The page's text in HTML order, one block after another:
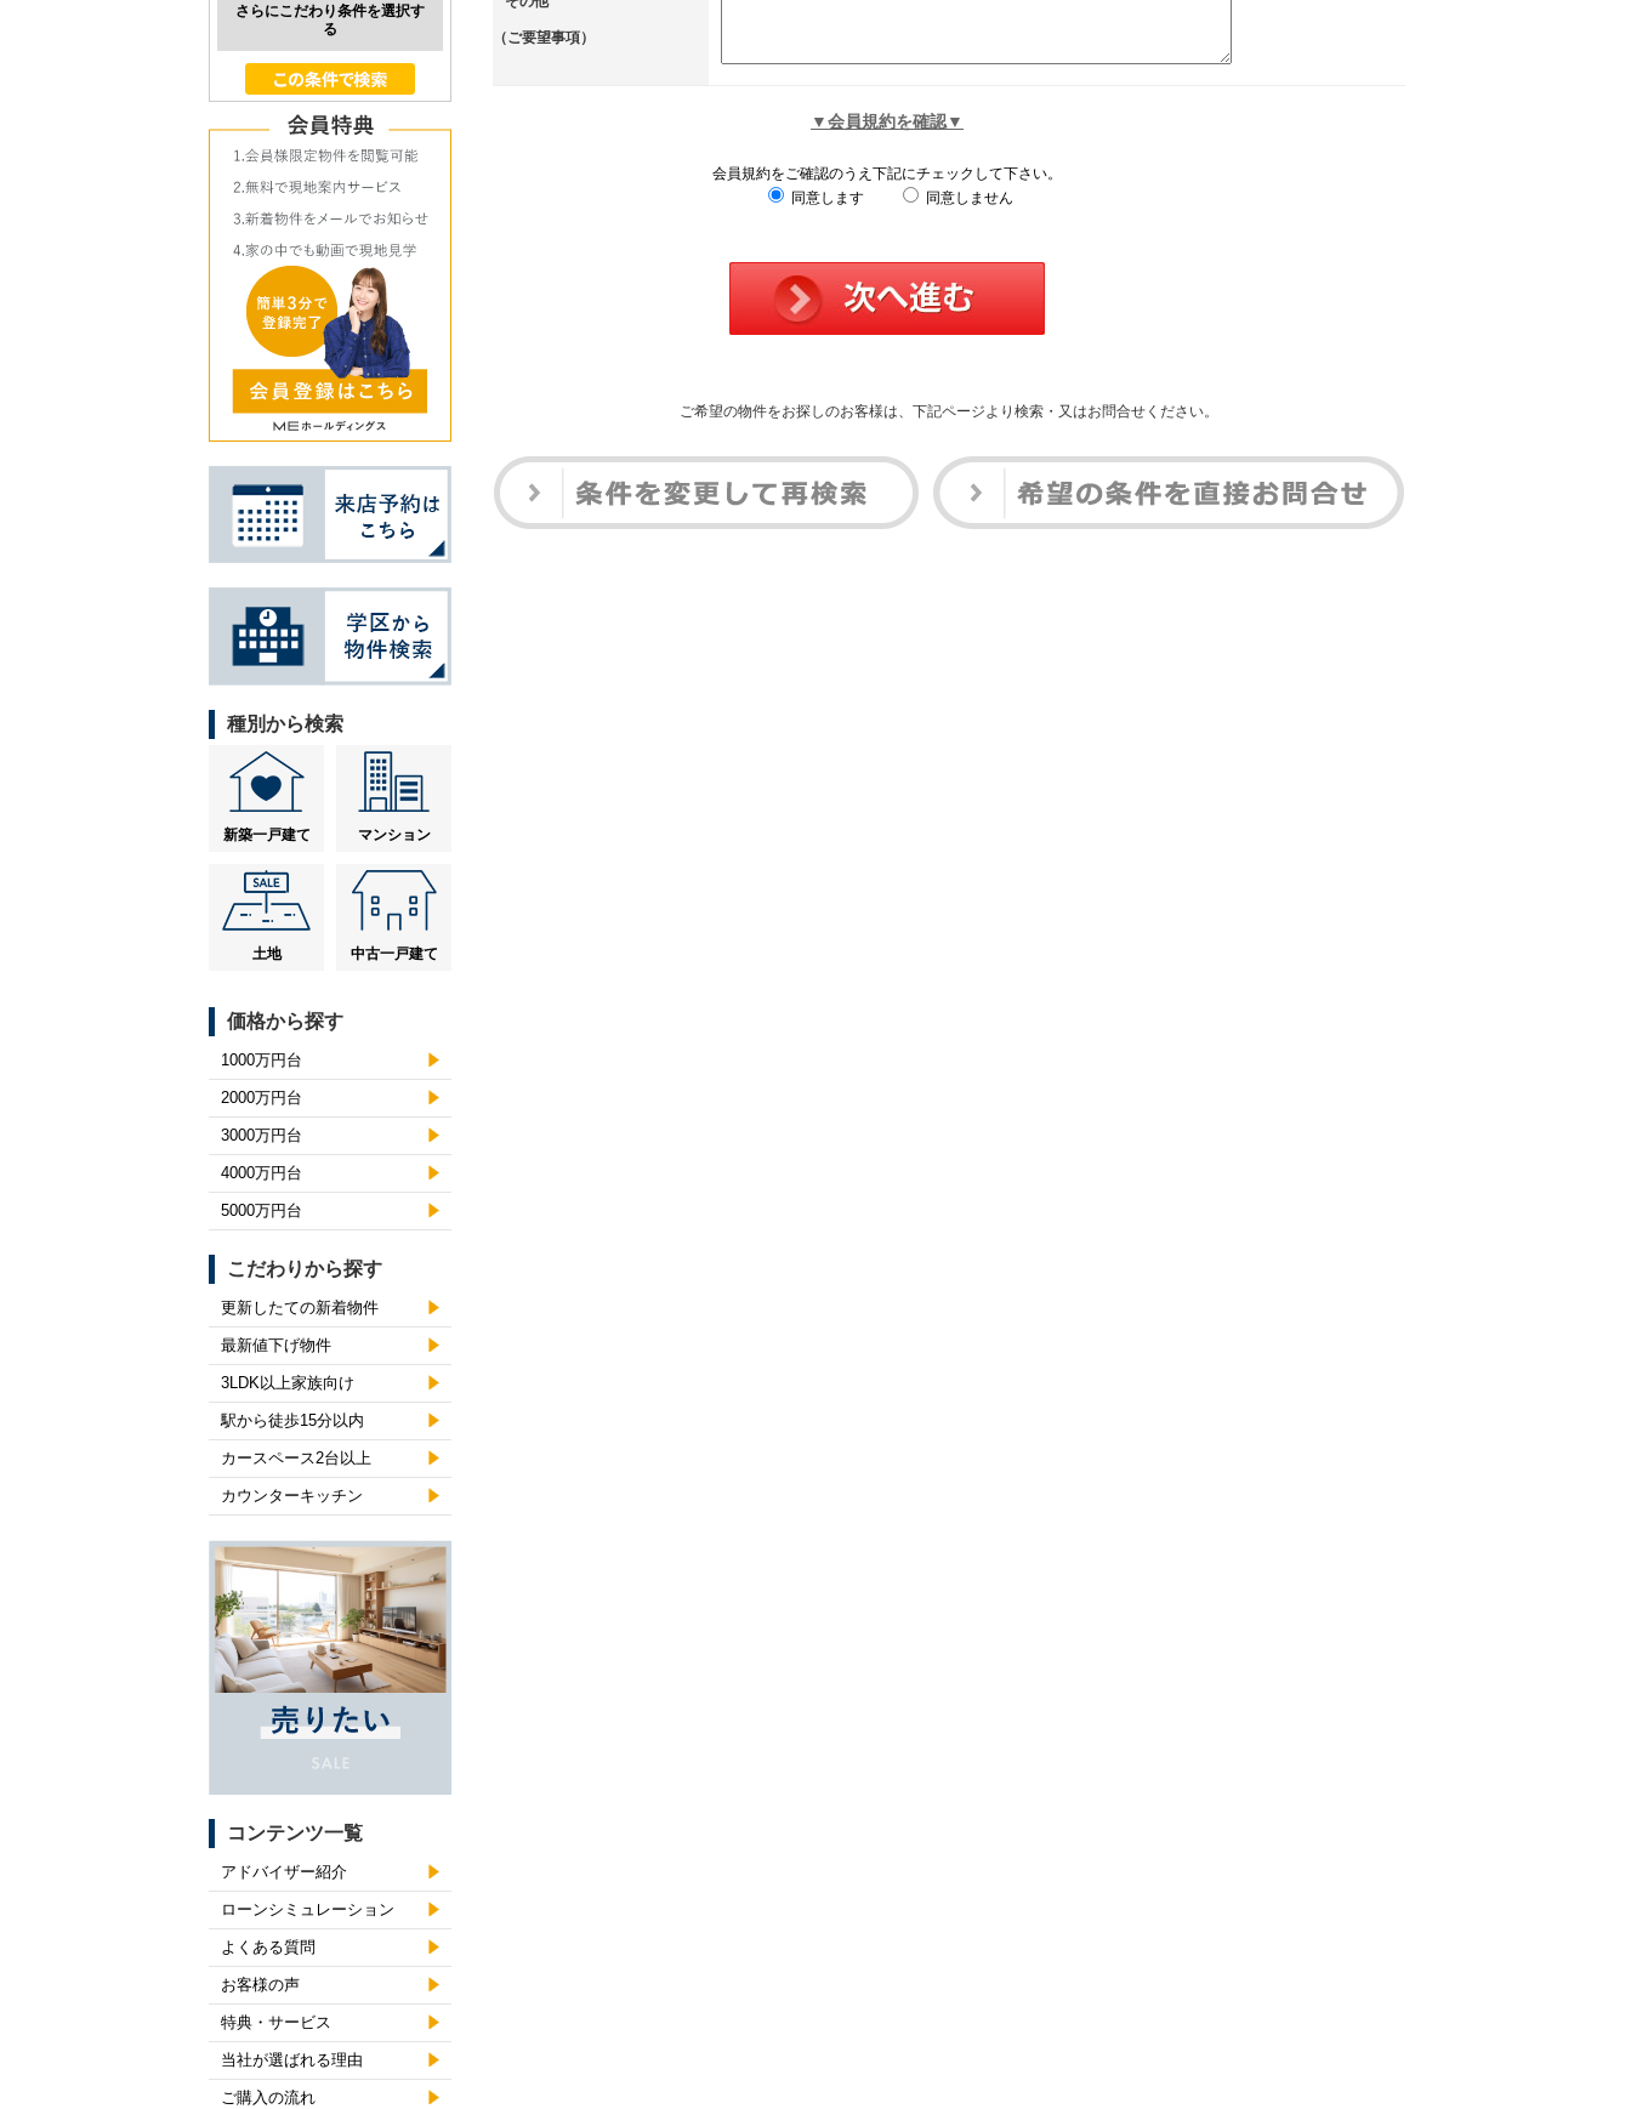
（ご要望事項）
▼会員規約を確認▼
会員規約をご確認のうえ下記にチェックして下さい。
同意します
同意しません
ご希望の物件をお探しのお客様は、下記ページより検索・又はお問合せください。
さらにこだわり条件を選択す
る
種別から検索
新築一戸建て マンション
土地 中古一戸建て
価格から探す
1000万円台
2000万円台
3000万円台
4000万円台
5000万円台
こだわりから探す
更新したての新着物件
最新値下げ物件
3LDK以上家族向け
駅から徒歩15分以内
カースペース2台以上
カウンターキッチン
コンテンツ一覧
アドバイザー紹介
ローンシミュレーション
よくある質問
お客様の声
特典・サービス
当社が選ばれる理由
ご購入の流れ